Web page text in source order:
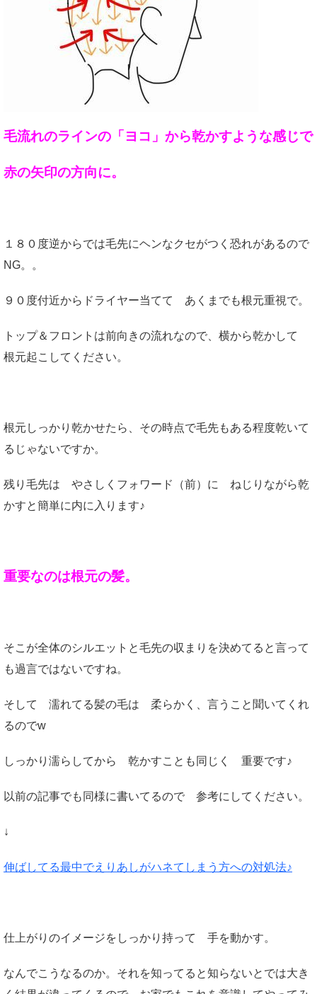
毛流れのラインの「ヨコ」から乾かすような感じで
赤の矢印の方向に。
１８０度逆からでは毛先にヘンなクセがつく恐れがあるので
NG。。
９０度付近からドライヤー当てて あくまでも根元重視で。
トップ＆フロントは前向きの流れなので、横から乾かして
根元起こしてください。
根元しっかり乾かせたら、その時点で毛先もある程度乾いて
るじゃないですか。
残り毛先は やさしくフォワード（前）に ねじりながら乾
かすと簡単に内に入ります♪
重要なのは根元の髪。
そこが全体のシルエットと毛先の収まりを決めてると言って
も過言ではないですね。
そして 濡れてる髪の毛は 柔らかく、言うこと聞いてくれ
るのでw
しっかり濡らしてから 乾かすことも同じく 重要です♪
以前の記事でも同様に書いてるので 参考にしてください。
↓
伸ばしてる最中でえりあしがハネてしまう方への対処法♪
仕上がりのイメージをしっかり持って 手を動かす。
なんでこうなるのか。それを知ってると知らないとでは大き